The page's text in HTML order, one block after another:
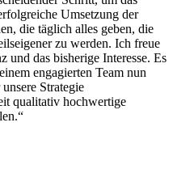
Umsetzung der
die täglich alles geben, die
zu werden. Ich freue
und das bisherige Interesse. Es
engagierten Team nun
Strategie
qualitativ hochwertige